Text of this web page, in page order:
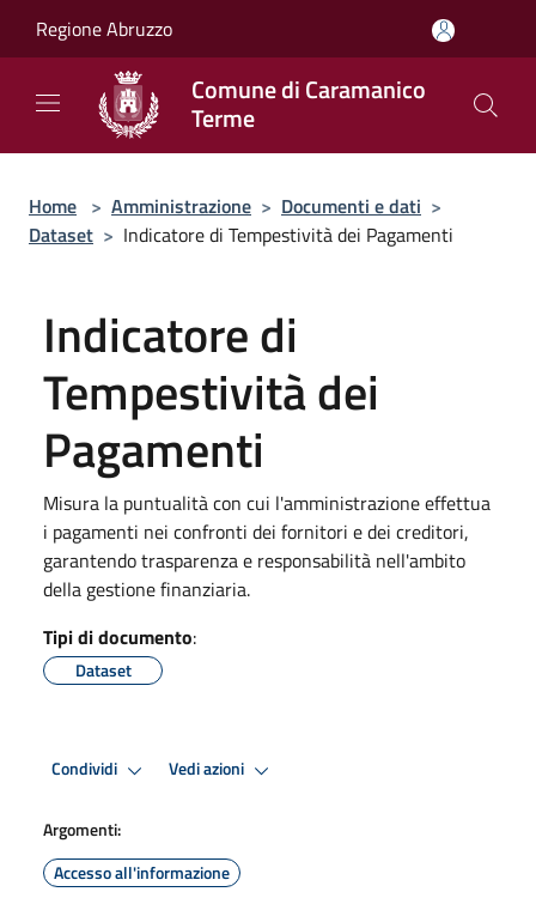
Regione Abruzzo
Comune di Caramanico
Terme
Home > Amministrazione > Documenti e dati >
Dataset > Indicatore di Tempestività dei Pagamenti
Indicatore di
Tempestività dei
Pagamenti
Misura la puntualità con cui l'amministrazione effettua
i pagamenti nei confronti dei fornitori e dei creditori,
garantendo trasparenza e responsabilità nell'ambito
della gestione finanziaria.
Tipi di documento:
Dataset
Condividi Vedi azioni
Argomenti:
Accesso all'informazione